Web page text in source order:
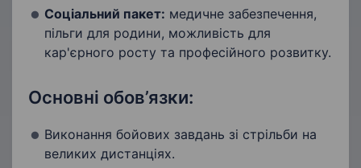
Соціальний пакет: медичне забезпечення,
пільги для родини, можливість для
кар'єрного росту та професійного розвитку.
Основні обов’язки:
Виконання бойових завдань зі стрільби на
великих дистанціях.